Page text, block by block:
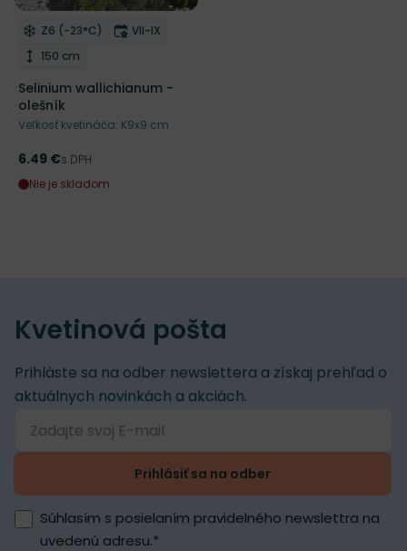
NOVINKA
Odober do zoznamu želaní
Mrazuvzdornosť
Z6 (-23°C) Doba kvitnutia
VII-IX
Výška rastliny
150 cm
Selinium wallichianum -
olešník
Veľkosť kvetináča: K9x9 cm
Cena
6.49 €s DPH
Nie je skladom
Kvetinová pošta
Prihláste sa na odber newslettera a získaj prehľad o
aktuálnych novinkách a akciách.
Prihlásiť sa na odber
Súhlasím s posielaním pravidelného newslettra na
uvedenú adresu.*